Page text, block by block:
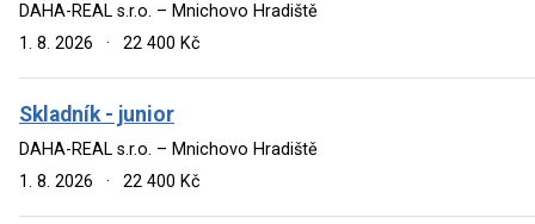
DAHA-REAL s.r.o. – Mnichovo Hradiště
1. 8. 2026
· 22 400 Kč
Skladník - junior
DAHA-REAL s.r.o. – Mnichovo Hradiště
1. 8. 2026
· 22 400 Kč